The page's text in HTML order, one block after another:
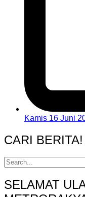
Kamis 16 Juni
CARI BERITA!
SELAMAT